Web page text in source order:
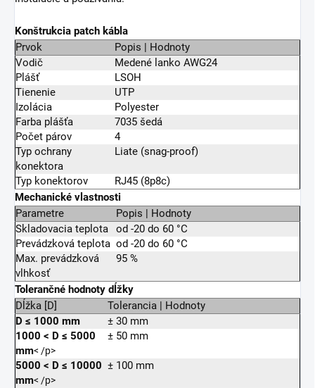
Konštrukcia patch kábla
Prvok
Popis | Hodnoty
Vodič
Medené lanko AWG24
Plášť
LSOH
Tienenie
UTP
Izolácia
Polyester
Farba plášťa
7035 šedá
Počet párov
4
Typ ochrany
konektora
Liate (snag-proof)
Typ konektorov
RJ45 (8p8c)
Mechanické vlastnosti
Parametre
Popis | Hodnoty
Skladovacia teplota
od -20 do 60 °C
Prevádzková teplota od -20 do 60 °C
Max. prevádzková
vlhkosť
95 %
Tolerančné hodnoty dĺžky
Dĺžka [D]
Tolerancia | Hodnoty
D ≤ 1000 mm
± 30 mm
1000 < D ≤ 5000
mm< /p>
± 50 mm
5000 < D ≤ 10000
mm< /p>
± 100 mm